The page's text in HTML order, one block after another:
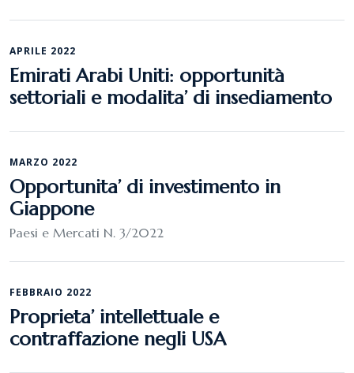
APRILE 2022
Emirati Arabi Uniti: opportunità
settoriali e modalita’ di insediamento
MARZO 2022
Opportunita’ di investimento in
Giappone
Paesi e Mercati N. 3/2022
FEBBRAIO 2022
Proprieta’ intellettuale e
contraffazione negli USA